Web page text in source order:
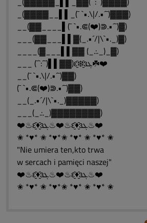
_(▓▓▓▓__▌▌_(¯ `•.\|/.•´¯)▓▓▓)
__(▓▓____▌(¯ `•.⋐(❤️)⋑.•´¯)▓)
___(▓▓___▌▌▓(_.•´/|\`•._)▓)
____(▓___▌▌▓▓ (_.:._)_▓)
___ (¯`:´¯)▌▌▓▓)ԑ̮̑❄️̮̑ɜܓ☘️❤️
__(¯ `•.\|/.•´¯)▓▓)
(¯ `•.⋐(❤️)⋑.•´¯)▓▓)
__(_.•´/|\`•._)▓▓▓▓▓)
___(_.:._)▓▓▓▓▓▓▓▓)
❤️♨ԑ̮̑♦̮̑ɜܓ♨❤️♨ԑ̮̑♦̮̑ɜܓ♨❤️
✬ *♥* ✬ *♥*✬ *♥* ✬ *♥* ✬
"Nie umiera ten,kto trwa
w sercach i pamięci naszej"
❤️♨ԑ̮̑♦̮̑ɜܓ♨❤️♨ԑ̮̑♦̮̑ɜܓ♨❤️
✬ *♥* ✬ *♥*✬ *♥* ✬ *♥* ✬